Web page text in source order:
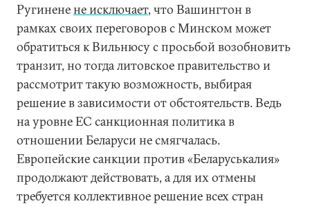
Ругиненене исключает, что Вашингтон в
рамках своих переговоров с Минском может
обратиться к Вильнюсу с просьбой возобновить
транзит, но тогда литовское правительство и
рассмотрит такую возможность, выбирая
решение в зависимости от обстоятельств. Ведь
на уровне ЕС санкционная политика в
отношении Беларуси не смягчалась.
Европейские санкции против «Беларуськалия»
продолжают действовать, а для их отмены
требуется коллективное решение всех стран